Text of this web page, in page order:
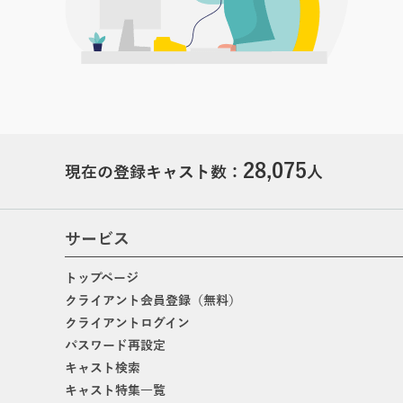
現在の登録キャスト数： 28,075人
サービス
トップページ
クライアント会員登録（無料）
クライアントログイン
パスワード再設定
キャスト検索
キャスト特集一覧